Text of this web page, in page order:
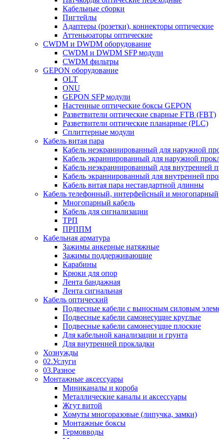
Кабельные сборки
Пигтейлы
Адаптеры (розетки), коннекторы оптические
Аттеньюаторы оптические
CWDM и DWDM оборудование
CWDM и DWDM SFP модули
CWDM фильтры
GEPON оборудование
OLT
ONU
GEPON SFP модули
Настенные оптические боксы GEPON
Разветвители оптические сварные FTB (FBT)
Разветвители оптические планарные (PLC)
Сплиттерные модули
Кабель витая пара
Кабель неэкраннированный для наружной
Кабель экраннированный для наружной
Кабель неэкраннированный для внутренней
Кабель экраннированный для внутренней
Кабель витая пара нестандартной длинны
Кабель телефонный, интерфейсный и многопарный
Многопарный кабель
Кабель для сигнализации
ТРП
ПРППМ
Кабельная арматура
Зажимы анкерные натяжные
Зажимы поддерживающие
Карабины
Крюки для опор
Лента бандажная
Лента сигнальная
Кабель оптический
Подвесные кабели с выносным силовым
Подвесные кабели самонесущие круглые
Подвесные кабели самонесущие плоские
Для кабельной канализации и грунта
Для внутренней прокладки
Хознужды
02.Услуги
03.Разное
Монтажные аксессуары
Миниканалы и короба
Металлические каналы и аксессуары
Жгут витой
Хомуты многоразовые (липучка, замки)
Монтажные боксы
Гермовводы